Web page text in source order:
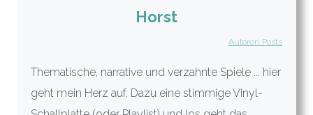
Horst
Autoren Posts
Thematische, narrative und verzahnte Spiele ... hier
geht mein Herz auf. Dazu eine stimmige Vinyl-